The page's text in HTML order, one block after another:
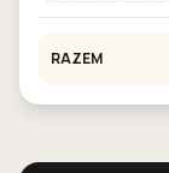
RAZEM